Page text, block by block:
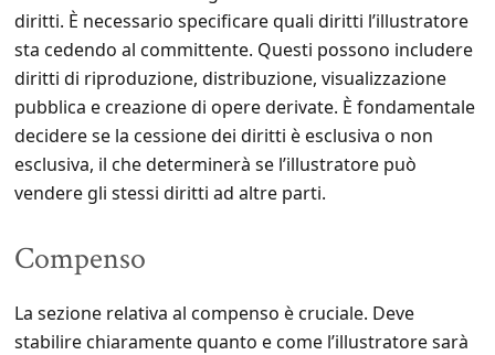
diritti. È necessario specificare quali diritti l’illustratore
sta cedendo al committente. Questi possono includere
diritti di riproduzione, distribuzione, visualizzazione
pubblica e creazione di opere derivate. È fondamentale
decidere se la cessione dei diritti è esclusiva o non
esclusiva, il che determinerà se l’illustratore può
vendere gli stessi diritti ad altre parti.
Compenso
La sezione relativa al compenso è cruciale. Deve
stabilire chiaramente quanto e come l’illustratore sarà